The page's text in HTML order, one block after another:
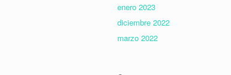
enero 2023
diciembre 2022
marzo 2022